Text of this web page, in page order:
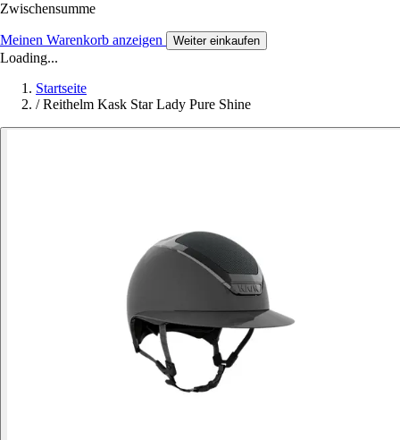
Zwischensumme
Meinen Warenkorb anzeigen Weiter einkaufen
Loading...
Startseite
/ Reithelm Kask Star Lady Pure Shine